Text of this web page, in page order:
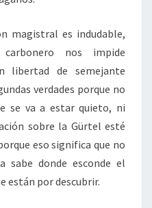
magistral es indudable,
nos impide
libertad de semejante
verdades porque no
se va a estar quieto, ni
sobre la Gürtel esté
eso significa que no
sabe donde esconde el
están por descubrir.